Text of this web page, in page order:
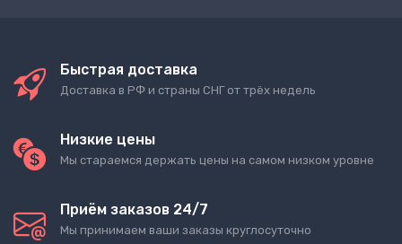
Быстрая доставка
Доставка в РФ и страны СНГ от трёх недель
Низкие цены
Мы стараемся держать цены на самом низком уровне
Приём заказов 24/7
Мы принимаем ваши заказы круглосуточно